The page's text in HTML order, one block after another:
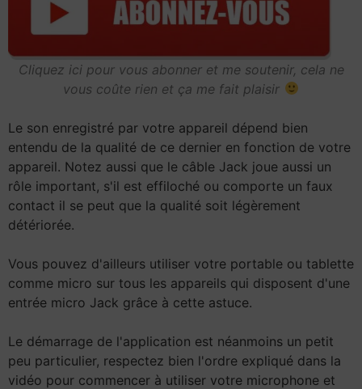
Cliquez ici pour vous abonner et me soutenir, cela ne
vous coûte rien et ça me fait plaisir
Le son enregistré par votre appareil dépend bien
entendu de la qualité de ce dernier en fonction de votre
appareil. Notez aussi que le câble Jack joue aussi un
rôle important, s'il est effiloché ou comporte un faux
contact il se peut que la qualité soit légèrement
détériorée.
Vous pouvez d'ailleurs utiliser votre portable ou tablette
comme micro sur tous les appareils qui disposent d'une
entrée micro Jack grâce à cette astuce.
Le démarrage de l'application est néanmoins un petit
peu particulier, respectez bien l'ordre expliqué dans la
vidéo pour commencer à utiliser votre microphone et